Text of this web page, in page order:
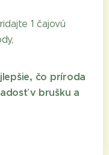
1 čajovú
čo príroda
v brušku a